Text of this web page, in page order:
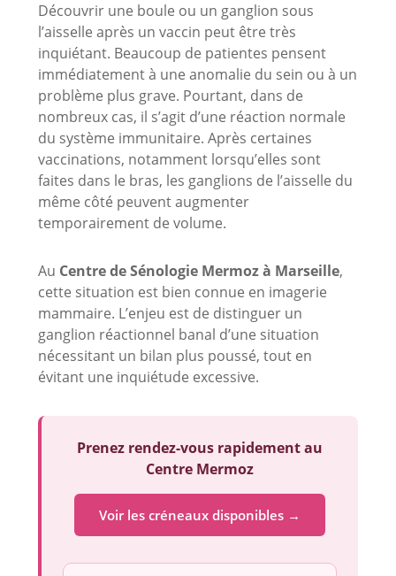
Découvrir une boule ou un ganglion sous
l’aisselle après un vaccin peut être très
inquiétant. Beaucoup de patientes pensent
immédiatement à une anomalie du sein ou à un
problème plus grave. Pourtant, dans de
nombreux cas, il s’agit d’une réaction normale
du système immunitaire. Après certaines
vaccinations, notamment lorsqu’elles sont
faites dans le bras, les ganglions de l’aisselle du
même côté peuvent augmenter
temporairement de volume.
Au Centre de Sénologie Mermoz à Marseille,
cette situation est bien connue en imagerie
mammaire. L’enjeu est de distinguer un
ganglion réactionnel banal d’une situation
nécessitant un bilan plus poussé, tout en
évitant une inquiétude excessive.
Prenez rendez-vous rapidement au
Centre Mermoz
Voir les créneaux disponibles →